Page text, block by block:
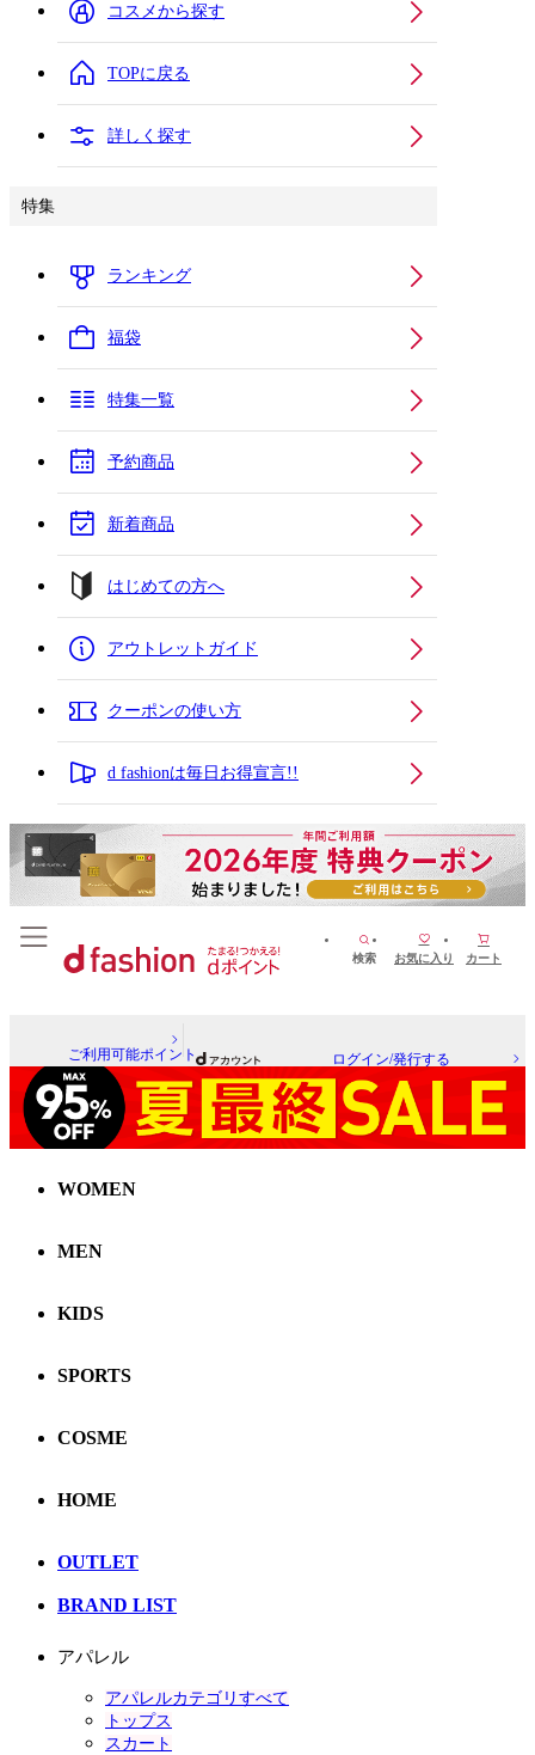
コスメから探す
TOPに戻る
詳しく探す
特集
ランキング
福袋
特集一覧
予約商品
新着商品
はじめての方へ
アウトレットガイド
クーポンの使い方
d fashionは毎日お得宣言!!
検索 お気に入り カート
ご利用可能ポイント ログイン/発行する
WOMEN
MEN
KIDS
SPORTS
COSME
HOME
OUTLET
BRAND LIST
アパレル
アパレルカテゴリすべて
トップス
スカート